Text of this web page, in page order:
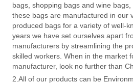
bags, shopping bags and wine
these bags are manufactured in our
produced bags for a variety of well-
years we have set ourselves apart
manufacturers by streamlining the
skilled workers. When in the market
manufacturer, look no further than
2.All of our products can be